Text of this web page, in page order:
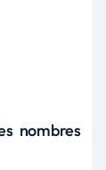
nombres